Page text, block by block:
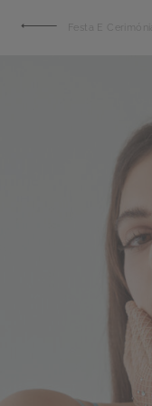
Festa E Cerimónia